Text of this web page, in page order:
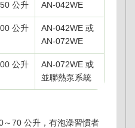
公升 AN-042WE
公升
AN-042WE 或
AN-072WE
公升
AN-072WE 或
並聯熱泵系統
70 公升，有泡澡習慣者